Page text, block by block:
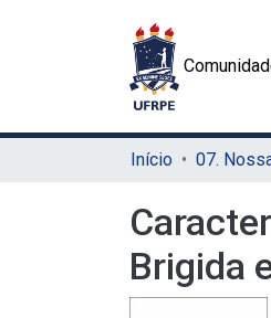
Início 07.
Brigida